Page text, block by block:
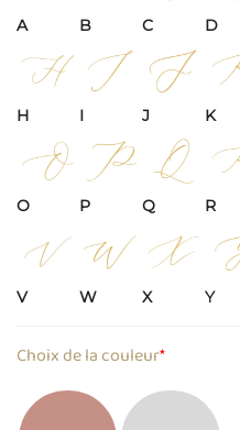
A B C D
H I J K
O P Q R
V W X Y
*
Choix de la couleur